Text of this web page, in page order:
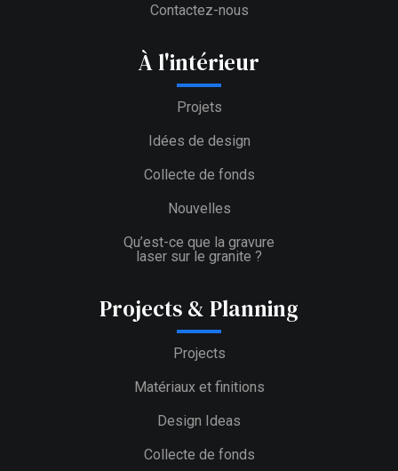
Contactez-nous
À l'intérieur
Projets
Idées de design
Collecte de fonds
Nouvelles
Qu’est-ce que la gravure
laser sur le granite ?
Projects & Planning
Projects
Matériaux et finitions
Design Ideas
Collecte de fonds